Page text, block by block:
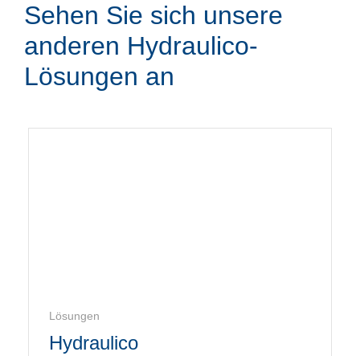
Sehen Sie sich unsere
anderen Hydraulico-
Lösungen an
Lösungen
Hydraulico